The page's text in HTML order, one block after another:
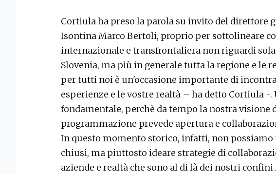
Cortiula ha preso la parola su invito del direttore
Isontina Marco Bertoli, proprio per sottolineare
internazionale e transfrontaliera non riguardi
Slovenia, ma più in generale tutta la regione e le
per tutti noi è un'occasione importante di
esperienze e le vostre realtà – ha detto Cortiula -.
fondamentale, perchè da tempo la nostra visione
programmazione prevede apertura e
In questo momento storico, infatti, non
chiusi, ma piuttosto ideare strategie di
aziende e realtà che sono al di là dei nostri